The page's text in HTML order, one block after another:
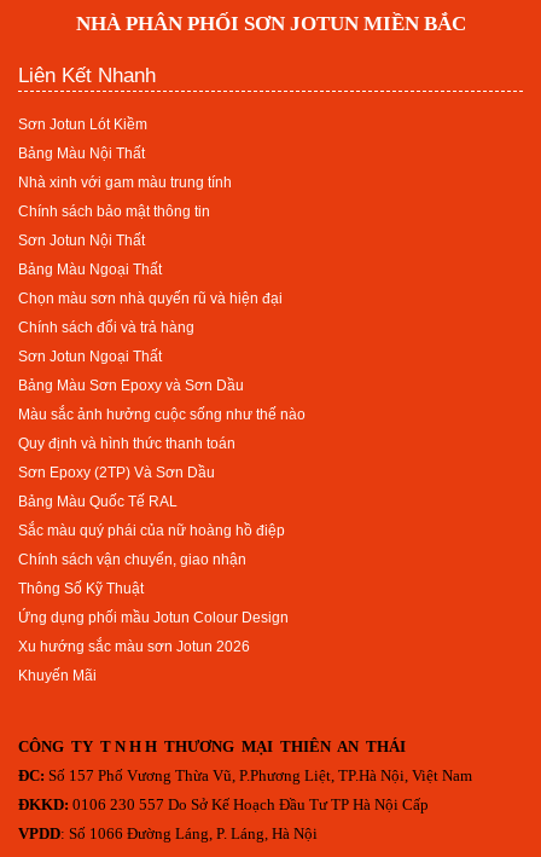
NHÀ PHÂN PHỐI SƠN JOTUN MIỀN BẮC
Liên Kết Nhanh
Sơn Jotun Lót Kiềm
Bảng Màu Nội Thất
Nhà xinh với gam màu trung tính
Chính sách bảo mật thông tin
Sơn Jotun Nội Thất
Bảng Màu Ngoại Thất
Chọn màu sơn nhà quyến rũ và hiện đại
Chính sách đổi và trả hàng
Sơn Jotun Ngoại Thất
Bảng Màu Sơn Epoxy và Sơn Dầu
Màu sắc ảnh hưởng cuộc sống như thế nào
Quy định và hình thức thanh toán
Sơn Epoxy (2TP) Và Sơn Dầu
Bảng Màu Quốc Tế RAL
Sắc màu quý phái của nữ hoàng hồ điệp
Chính sách vận chuyển, giao nhận
Thông Số Kỹ Thuật
Ứng dụng phối mầu Jotun Colour Design
Xu hướng sắc màu sơn Jotun 2026
Khuyến Mãi
CÔNG TY T N H H THƯƠNG MẠI THIÊN AN THÁI
ĐC: Số 157 Phố Vương Thừa Vũ, P.Phương Liệt, TP.Hà Nội, Việt Nam
ĐKKD: 0106 230 557 Do Sở Kế Hoạch Đầu Tư TP Hà Nội Cấp
VPDD: Số 1066 Đường Láng, P. Láng, Hà Nội